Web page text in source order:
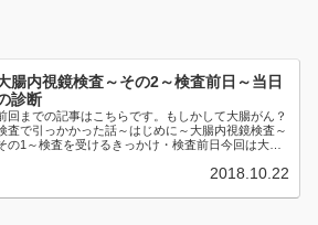
腸内視鏡検査～その2～検査前日～当日
診断
回までの記事はこちらです。もしかして大腸がん？
査で引っかかった話～はじめに～大腸内視鏡検査～
の1～検査を受けるきっかけ・検査前日今回は大腸
2018.10.22